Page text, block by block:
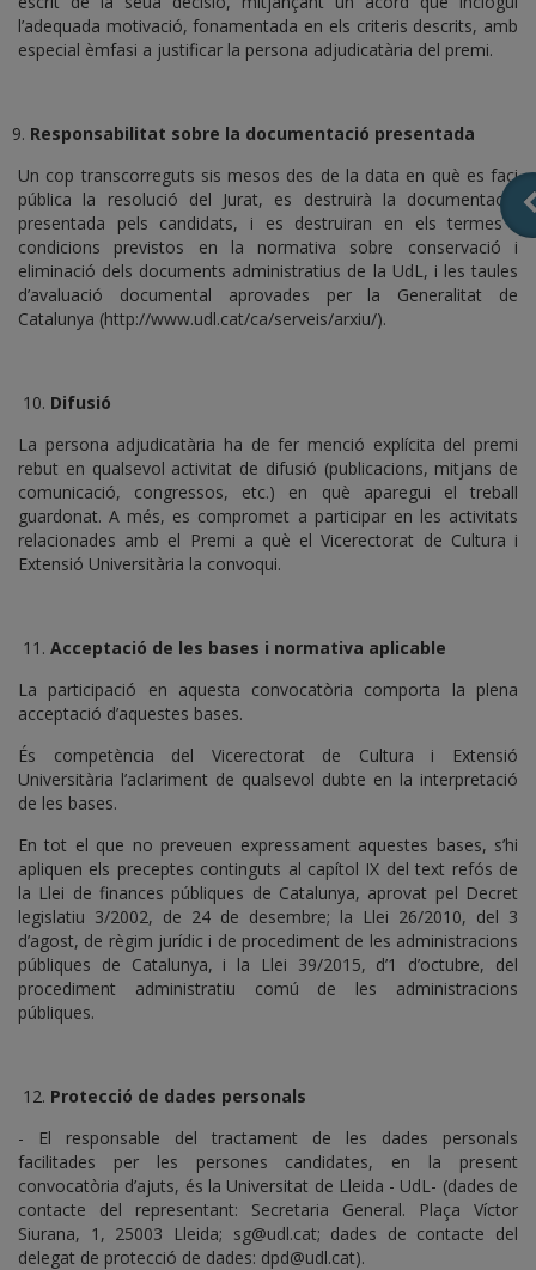
l’adequada motivació, fonamentada en els criteris descrits, amb
especial èmfasi a justificar la persona adjudicatària del premi.
Responsabilitat sobre la documentació presentada
Un cop transcorreguts sis mesos des de la data en què es faci
pública la resolució del Jurat, es destruirà la documentació
presentada pels candidats, i es destruiran en els termes i
condicions previstos en la normativa sobre conservació i
eliminació dels documents administratius de la UdL, i les taules
d’avaluació documental aprovades per la Generalitat de
Catalunya (http://www.udl.cat/ca/serveis/arxiu/).
10. Difusió
La persona adjudicatària ha de fer menció explícita del premi
rebut en qualsevol activitat de difusió (publicacions, mitjans de
comunicació, congressos, etc.) en què aparegui el treball
guardonat. A més, es compromet a participar en les activitats
relacionades amb el Premi a què el Vicerectorat de Cultura i
Extensió Universitària la convoqui.
11. Acceptació de les bases i normativa aplicable
La participació en aquesta convocatòria comporta la plena
acceptació d’aquestes bases.
És competència del Vicerectorat de Cultura i Extensió
Universitària l’aclariment de qualsevol dubte en la interpretació
de les bases.
En tot el que no preveuen expressament aquestes bases, s’hi
apliquen els preceptes continguts al capítol IX del text refós de
la Llei de finances públiques de Catalunya, aprovat pel Decret
legislatiu 3/2002, de 24 de desembre; la Llei 26/2010, del 3
d’agost, de règim jurídic i de procediment de les administracions
públiques de Catalunya, i la Llei 39/2015, d’1 d’octubre, del
procediment administratiu comú de les administracions
públiques.
12. Protecció de dades personals
- El responsable del tractament de les dades personals
facilitades per les persones candidates, en la present
convocatòria d’ajuts, és la Universitat de Lleida - UdL- (dades de
contacte del representant: Secretaria General. Plaça Víctor
Siurana, 1, 25003 Lleida; sg@udl.cat; dades de contacte del
delegat de protecció de dades: dpd@udl.cat).